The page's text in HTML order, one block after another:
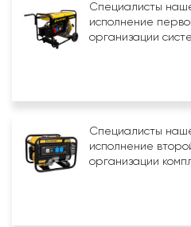
Специалисты
исполнение
организации
Специалисты
исполнение
организации